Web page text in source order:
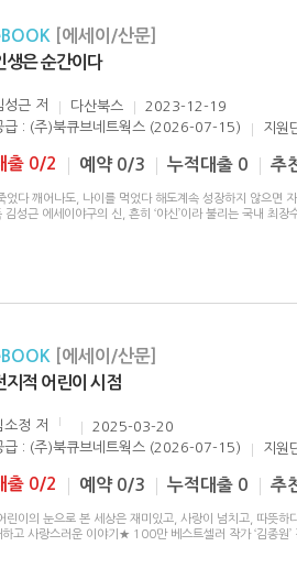
[에세이/산문]
생은 순간이다
성근 저 다산북스
2023-12-19
급 : (주)북큐브네트웍스 (2026-07-15)
지원
출 0/2 예약 0/3 누적대출 0 추
었다 깨어나도, 나이를 먹었다 해도계속 성장하지 않으면
김성근 에세이야구의 신, 흔히 ‘야신’이라 불리는 국내 최장
[에세이/산문]
지적 어린이 시점
소정 저
2025-03-20
급 : (주)북큐브네트웍스 (2026-07-15)
지원
출 0/2 예약 0/3 누적대출 0 추
린이의 눈으로 본 세상은 재미있고, 사랑이 넘치고, 따뜻하
하고 사랑스러운 이야기★ 100만 베스트셀러 작가 ‘김종원’